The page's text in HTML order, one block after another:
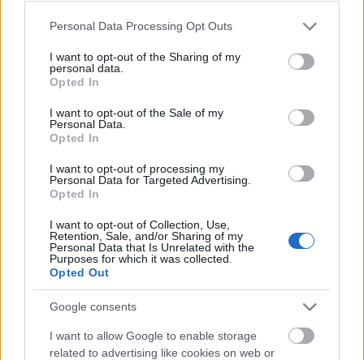
Please note that this website/app uses one or more Google
not limited to your visit or usage behaviour. You may click to
grant or deny consent to Google and its third-party tags to
use your data for below specified purposes in below Google
consent section.
Personal Data Processing Opt Outs
I want to opt-out of the Sharing of my
personal data.
Opted In
I want to opt-out of the Sale of my
Personal Data.
Opted In
I want to opt-out of processing my
Personal Data for Targeted Advertising.
Opted In
I want to opt-out of Collection, Use,
Retention, Sale, and/or Sharing of my
Personal Data that Is Unrelated with the
Purposes for which it was collected.
Opted Out
Google consents
I want to allow Google to enable storage
related to advertising like cookies on web or
Hitelfordulat 2026: elzárja a pénzcsapot az
állam
ELEMZÉSEK 2026. júl. 22.